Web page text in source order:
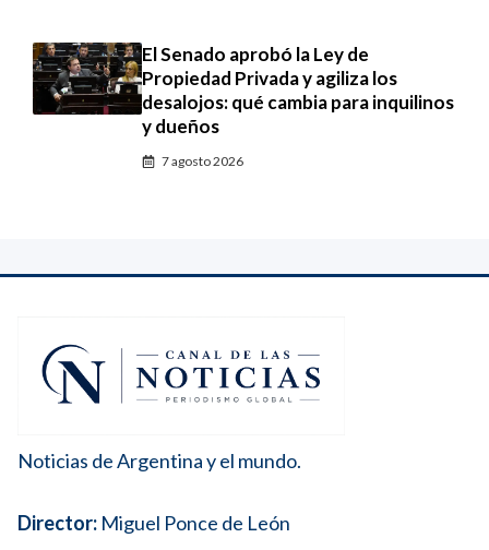
El Senado aprobó la Ley de
Propiedad Privada y agiliza los
desalojos: qué cambia para inquilinos
y dueños
7 agosto 2026
Noticias de Argentina y el mundo.
Director: Miguel Ponce de León